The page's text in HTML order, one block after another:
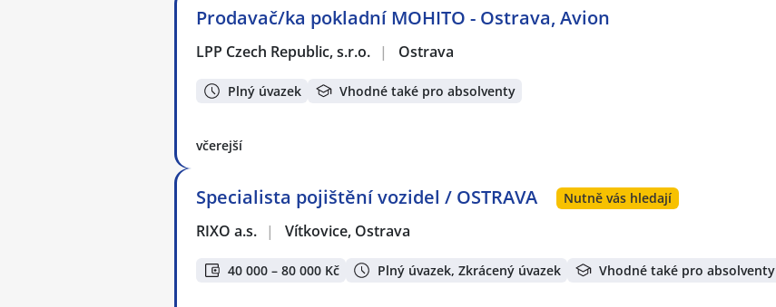
Prodavač/ka pokladní MOHITO - Ostrava, Avion
LPP Czech Republic, s.r.o. | Ostrava
Plný úvazek Vhodné také pro absolventy
včerejší
Specialista pojištění vozidel / OSTRAVA Nutně vás hledají
RIXO a.s. | Vítkovice, Ostrava
40 000 – 80 000 Kč Plný úvazek, Zkrácený úvazek Vhodné také pro absolventy